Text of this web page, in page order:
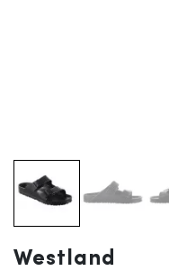
Westland